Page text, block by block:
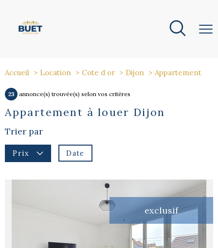
Accueil Location Cote d or Dijon Appartement
23 annonce(s) trouvée(s) selon vos critères
Appartement à louer Dijon
Trier par
Prix Date
exclusif
voir le